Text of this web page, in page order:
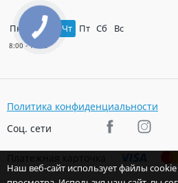
Пн Вт Ср Чт Пт Сб Вс
Политика конфиденциальности
Соц. сети
Наш веб-сайт использует файлы